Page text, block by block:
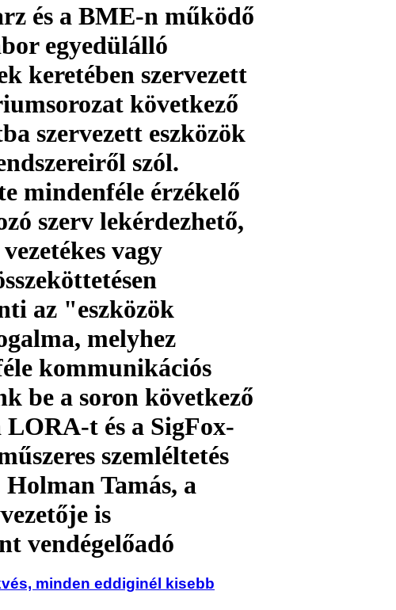
és a BME-n működő
egyedülálló
keretében szervezett
következő
szervezett eszközök
szól.
mindenféle érzékelő
szerv lekérdezhető,
vagy
az "eszközök
melyhez
kommunikációs
be a soron következő
t és a SigFox-
szemléltetés
Tamás, a
is
vendégelőadó
minden eddiginél kisebb